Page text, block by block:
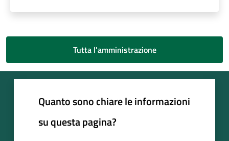
Tutta l'amministrazione
Quanto sono chiare le informazioni
su questa pagina?